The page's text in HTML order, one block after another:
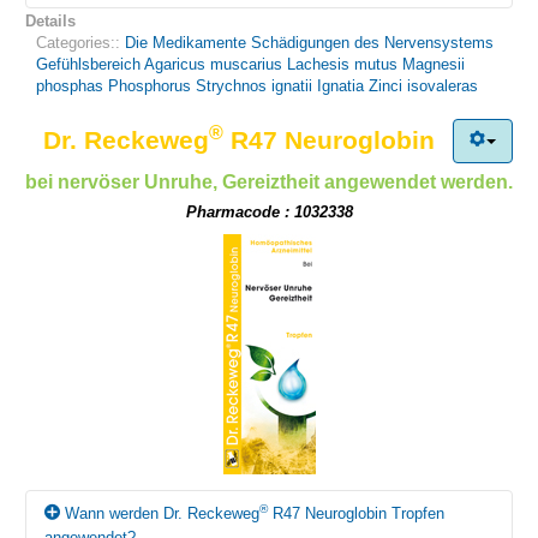
die Beschwerden vorübergehend verschlimmern
(Erstverschlimmerung). Bei andauernder Verschlechterung
setzen Sie Dr. Reckeweg R36 Choresan Tropfen ab und
informieren Sie Ihren Arzt oder Apotheker bzw. Ihre Ärztin oder
Informieren Sie Ihren Arzt oder Apotheker bzw. Ihre Ärztin oder
Apothekerin, wenn Sie
an anderen Krankheiten leiden,
Allergien haben oder
äusserlich anwenden!
D30 1 ml, Magnesii phosphas D12 1 ml, Phosphorus D30 1 ml,
Strychnos ignatii (Ignatia) D12 1 ml, Zinci isovaleras D8 1 ml
und als Hilfsstoffe Wasser u
Packungsbeilage (PDF)
Details
Categories:: Die Medikamente Schädigungen des Nervensystems
Gefühlsbereich Agaricus muscarius Lachesis mutus Magnesii
phosphas Phosphorus Strychnos ignatii Ignatia Zinci isovaleras
Dr. Reckeweg® R47 Neuroglobin
bei nervöser Unruhe, Gereiztheit angewendet werden.
Pharmacode : 1032338
Wann werden Dr. Reckeweg®R47 Neuroglobin Tropfen